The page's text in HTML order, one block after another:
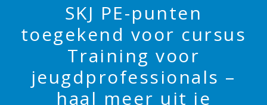
SKJ PE-punten
toegekend voor cursus
Training voor
jeugdprofessionals –
haal meer uit je